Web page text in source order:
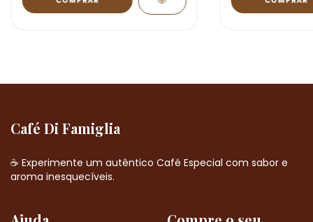
Café Di Famiglia
☕ Experimente um autêntico Café Especial com sabor e
aroma inesquecíveis.